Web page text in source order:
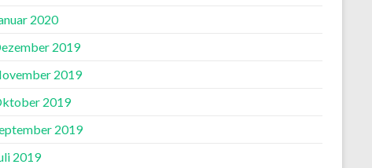
2020
2019
2019
2019
2019
2019